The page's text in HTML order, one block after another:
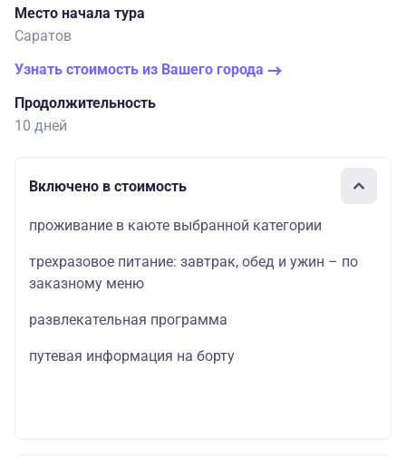
Место начала тура
Саратов
Узнать стоимость из Вашего города
Продолжительность
10 дней
Включено в стоимость
проживание в каюте выбранной категории
трехразовое питание: завтрак, обед и ужин – по
заказному меню
развлекательная программа
путевая информация на борту